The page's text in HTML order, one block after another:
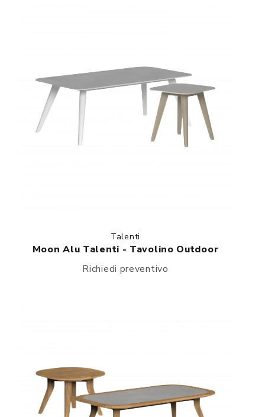
Talenti
Moon Alu Talenti - Tavolino Outdoor
Richiedi preventivo